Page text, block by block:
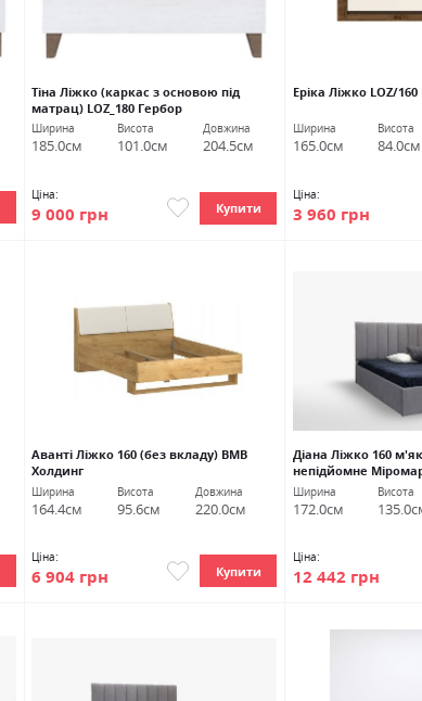
Тіна Ліжко (каркас з основою під
матрац) LOZ_180 Гербор
Ширина
185.0см
Висота
101.0см
Довжина
204.5см
Ціна:
9 000 грн Купити
Еріка Ліжко LOZ/
Ширина
165.0см
Висота
84.0см
Ціна:
3 960 грн
Аванті Ліжко 160 (без вкладу) ВМВ
Холдинг
Ширина
164.4см
Висота
95.6см
Довжина
220.0см
Ціна:
6 904 грн Купити
Діана Ліжко 160
непідйомне
Ширина
172.0см
Висота
Ціна:
12 442 грн